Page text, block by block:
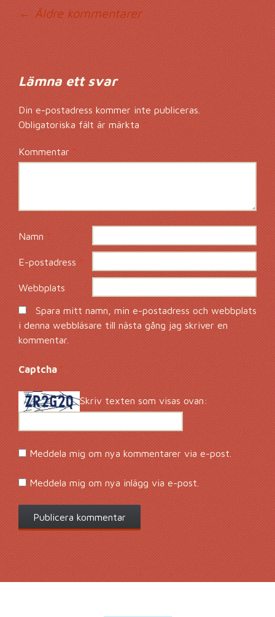
← Äldre kommentarer
Lämna ett svar
Din e-postadress kommer inte publiceras.
Obligatoriska fält är märkta*
Kommentar*
Namn *
E-postadress*
Webbplats
Spara mitt namn, min e-postadress och webbplats
i denna webbläsare till nästa gång jag skriver en
kommentar.
Captcha *
Skriv texten som visas ovan:
Meddela mig om nya kommentarer via e-post.
Meddela mig om nya inlägg via e-post.